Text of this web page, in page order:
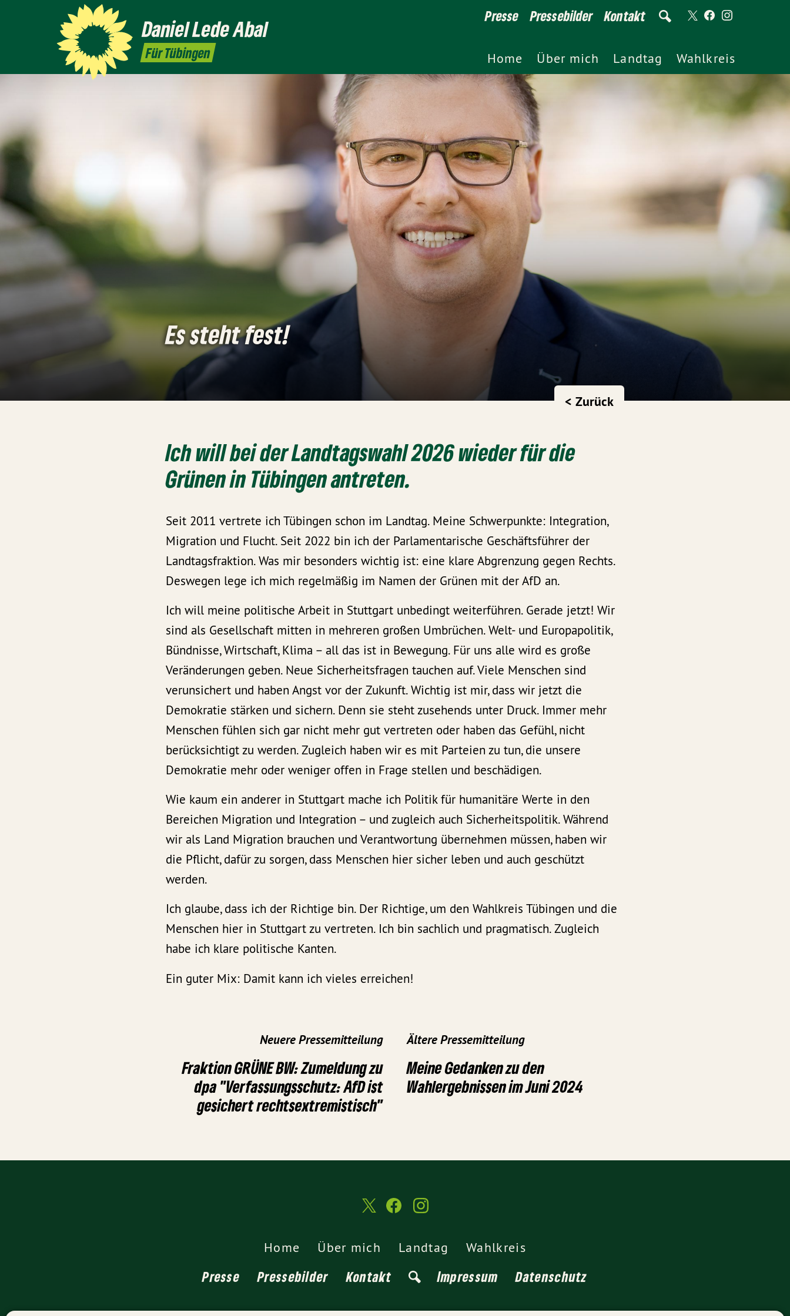
DanielLede Abal
Für Tübingen
Presse Pressebilder Kontakt
Home Über mich Landtag Wahlkreis
Es steht fest!
< Zurück
Ich will bei der Landtagswahl 2026 wieder für die
Grünen in Tübingen antreten.
Seit 2011 vertrete ich Tübingen schon im Landtag. Meine Schwerpunkte: Integration,
Migration und Flucht. Seit 2022 bin ich der Parlamentarische Geschäftsführer der
Landtagsfraktion. Was mir besonders wichtig ist: eine klare Abgrenzung gegen Rechts.
Deswegen lege ich mich regelmäßig im Namen der Grünen mit der AfD an.
Ich will meine politische Arbeit in Stuttgart unbedingt weiterführen. Gerade jetzt! Wir
sind als Gesellschaft mitten in mehreren großen Umbrüchen. Welt- und Europapolitik,
Bündnisse, Wirtschaft, Klima – all das ist in Bewegung. Für uns alle wird es große
Veränderungen geben. Neue Sicherheitsfragen tauchen auf. Viele Menschen sind
verunsichert und haben Angst vor der Zukunft. Wichtig ist mir, dass wir jetzt die
Demokratie stärken und sichern. Denn sie steht zusehends unter Druck. Immer mehr
Menschen fühlen sich gar nicht mehr gut vertreten oder haben das Gefühl, nicht
berücksichtigt zu werden. Zugleich haben wir es mit Parteien zu tun, die unsere
Demokratie mehr oder weniger offen in Frage stellen und beschädigen.
Wie kaum ein anderer in Stuttgart mache ich Politik für humanitäre Werte in den
Bereichen Migration und Integration – und zugleich auch Sicherheitspolitik. Während
wir als Land Migration brauchen und Verantwortung übernehmen müssen, haben wir
die Pflicht, dafür zu sorgen, dass Menschen hier sicher leben und auch geschützt
werden.
Ich glaube, dass ich der Richtige bin. Der Richtige, um den Wahlkreis Tübingen und die
Menschen hier in Stuttgart zu vertreten. Ich bin sachlich und pragmatisch. Zugleich
habe ich klare politische Kanten.
Ein guter Mix: Damit kann ich vieles erreichen!
Neuere Pressemitteilung
Fraktion GRÜNE BW: Zumeldung zu
dpa "Verfassungsschutz: AfD ist
gesichert rechtsextremistisch"
Ältere Pressemitteilung
Meine Gedanken zu den
Wahlergebnissen im Juni 2024
Home Über mich Landtag Wahlkreis
Presse Pressebilder Kontakt Impressum Datenschutz